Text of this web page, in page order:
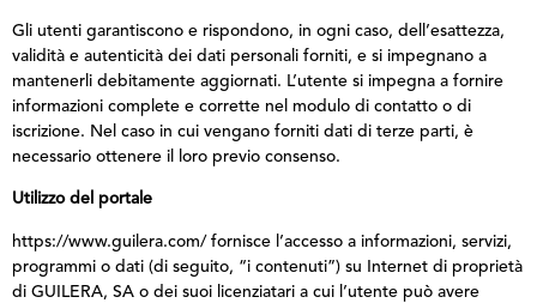
Gli utenti garantiscono e rispondono, in ogni caso, dell’esattezza,
validità e autenticità dei dati personali forniti, e si impegnano a
mantenerli debitamente aggiornati. L’utente si impegna a fornire
informazioni complete e corrette nel modulo di contatto o di
iscrizione. Nel caso in cui vengano forniti dati di terze parti, è
necessario ottenere il loro previo consenso.
Utilizzo del portale
https://www.guilera.com/ fornisce l’accesso a informazioni, servizi,
programmi o dati (di seguito, “i contenuti”) su Internet di proprietà
di GUILERA, SA o dei suoi licenziatari a cui l’utente può avere